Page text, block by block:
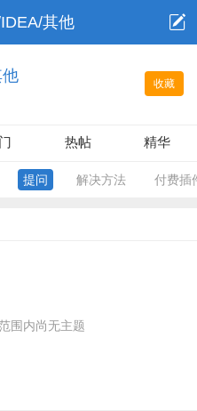
其他
收藏
热帖 精华
提问 解决方法 付费插
围内尚无主题